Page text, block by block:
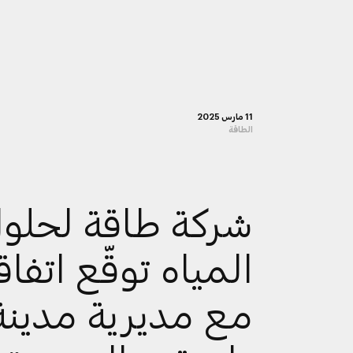
11 مارس 2025
الطاقة
شركة طاقة
المياه توقّع
مع مديرية